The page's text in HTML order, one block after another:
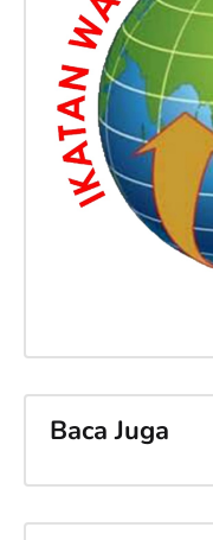
Baca Juga